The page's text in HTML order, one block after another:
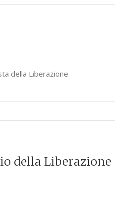
della Liberazione
della Liberazione